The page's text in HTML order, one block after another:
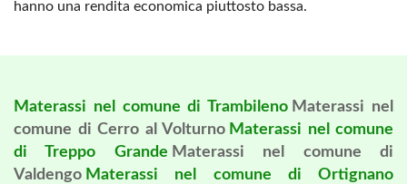
hanno una rendita economica piuttosto bassa.
Materassi nel comune di Trambileno Materassi nel
comune di Cerro al Volturno Materassi nel comune
di Treppo Grande Materassi nel comune di
Valdengo Materassi nel comune di Ortignano